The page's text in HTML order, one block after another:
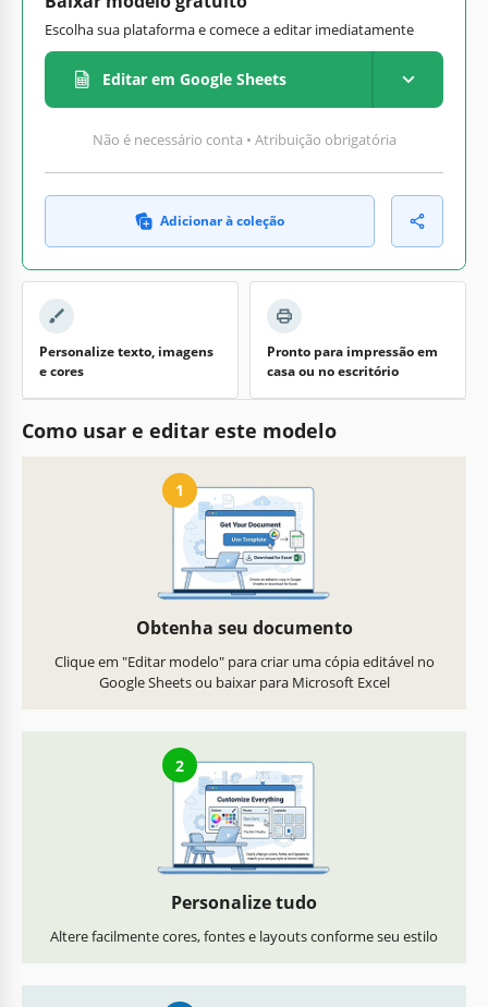
Escolha sua plataforma e comece a editar imediatamente
Editar em Google Sheets
Não é necessário conta • Atribuição obrigatória
Adicionar à coleção
Personalize texto, imagens
e cores
Pronto para impressão em
casa ou no escritório
Como usar e editar este modelo
1
Obtenha seu documento
Clique em "Editar modelo" para criar uma cópia editável no
Google Sheets ou baixar para Microsoft Excel
2
Personalize tudo
Altere facilmente cores, fontes e layouts conforme seu estilo